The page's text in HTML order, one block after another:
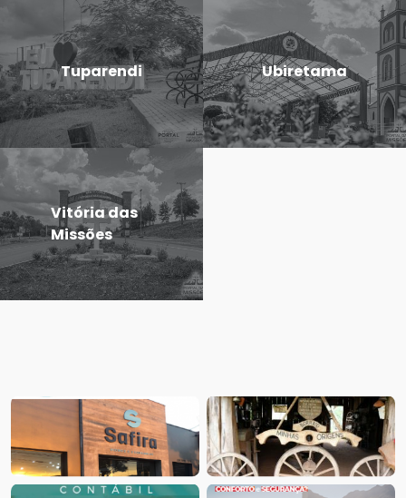
Tuparendi Ubiretama
Vitória das
Missões